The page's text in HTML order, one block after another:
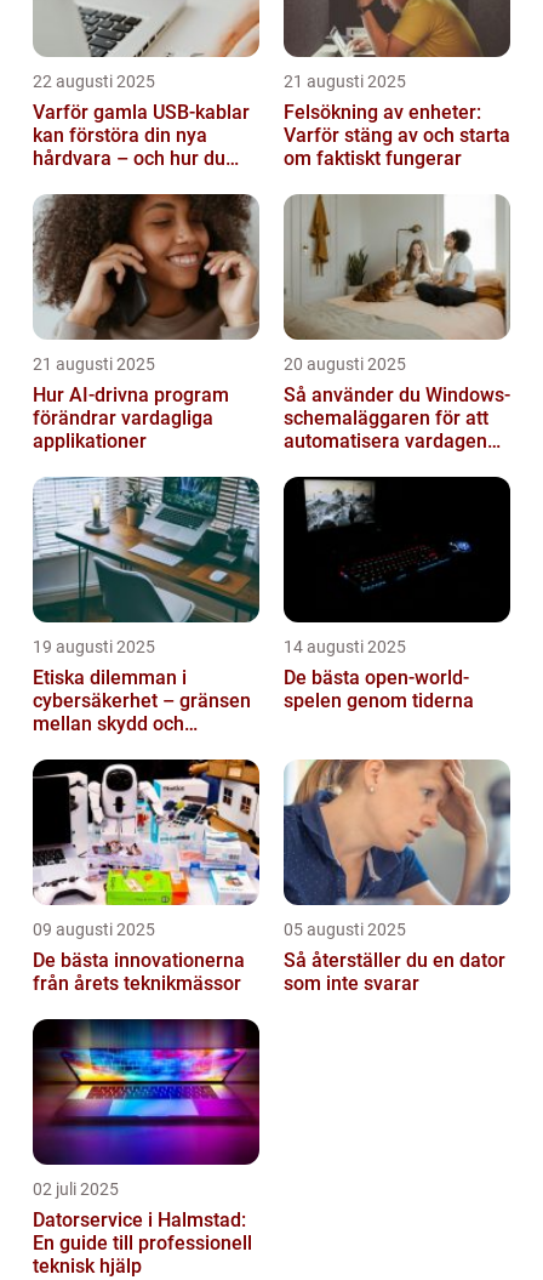
22 augusti 2025
Varför gamla USB-kablar
kan förstöra din nya
hårdvara – och hur du
21 augusti 2025
Felsökning av enheter:
Varför stäng av och starta
om faktiskt fungerar
21 augusti 2025
Hur AI-drivna program
förändrar vardagliga
applikationer
20 augusti 2025
Så använder du Windows-
schemaläggaren för att
automatisera vardagen
19 augusti 2025
Etiska dilemman i
cybersäkerhet – gränsen
mellan skydd och
14 augusti 2025
De bästa open-world-
spelen genom tiderna
09 augusti 2025
De bästa innovationerna
från årets teknikmässor
05 augusti 2025
Så återställer du en dator
som inte svarar
02 juli 2025
Datorservice i Halmstad:
En guide till professionell
teknisk hjälp